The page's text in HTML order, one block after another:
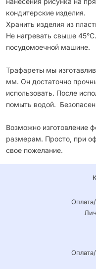
кондитерские изделия.
Хранить изделия из
Не нагревать свыше
посудомоечной машине.
Трафареты мы
мм. Он достаточно
использовать. После
помыть водой.
Возможно изготовление
размерам. Просто, при
свое пожелание.